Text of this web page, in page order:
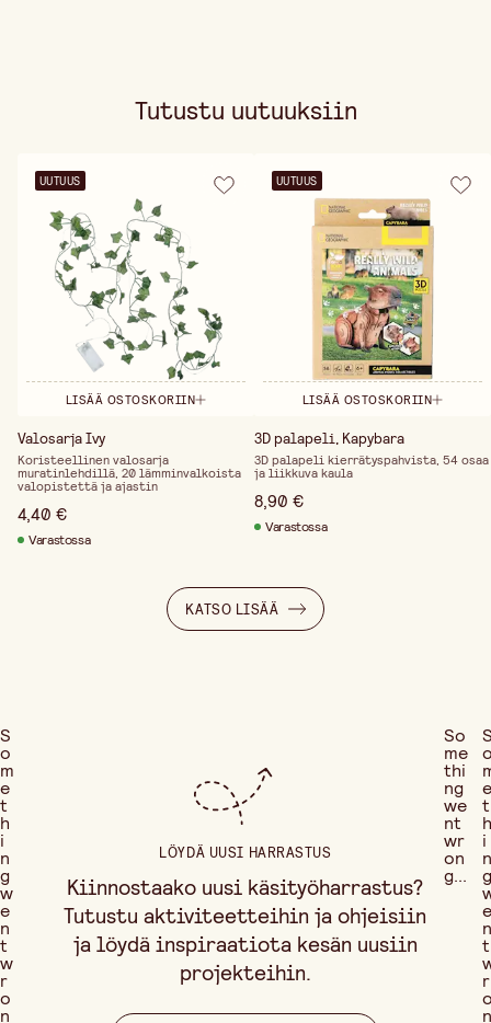
Tutustu uutuuksiin
UUTUUS
LISÄÄ OSTOSKORIIN
Valosarja Ivy
Koristeellinen valosarja
muratinlehdillä, 20 lämminvalkoista
valopistettä ja ajastin
4,40 €
Varastossa
UUTUUS
LISÄÄ OSTOSKORIIN
3D palapeli, Kapybara
3D palapeli kierrätyspahvista, 54 osaa
ja liikkuva kaula
8,90 €
Varastossa
KATSO LISÄÄ
S
o
m
e
t
h
i
n
g
w
e
n
t
w
r
o
n
LÖYDÄ UUSI HARRASTUS
Kiinnostaako uusi käsityöharrastus?
Tutustu aktiviteetteihin ja ohjeisiin
ja löydä inspiraatiota kesän uusiin
projekteihin.
So
me
thi
ng
we
nt
wr
on
g...
e
t
h
i
n
g
e
n
t
r
n